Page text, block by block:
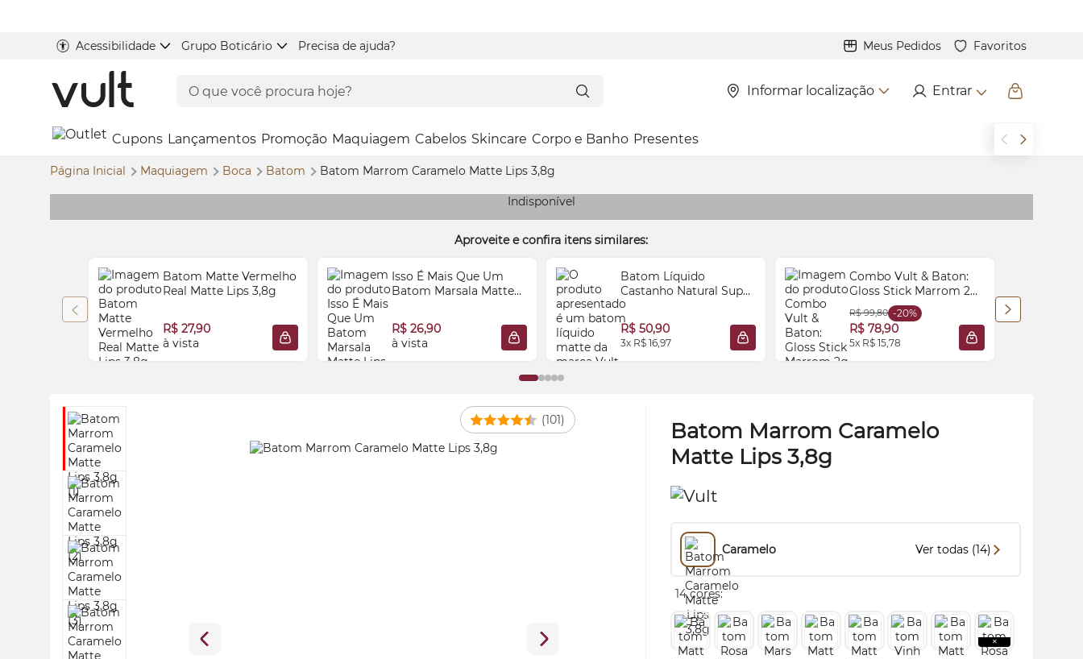
Acessibilidade Grupo Boticário Precisa de ajuda? Meus Pedidos Favoritos
Informar localização Entrar
Cupons Lançamentos Promoção Maquiagem Cabelos Skincare Corpo e Banho Presentes
Página Inicial Maquiagem Boca Batom Batom Marrom Caramelo Matte Lips 3,8g
Indisponível
Aproveite e confira itens similares:
Batom Matte Vermelho
Real Matte Lips 3,8g
R$ 27,90
à vista
ADICIONAR À SACOLA
Isso É Mais Que Um
Batom Marsala Matte
R$ 26,90
à vista
ADICIONAR À SACOLA
Batom Líquido
Castanho Natural Super
Fix 5ml
R$ 50,90
3x R$ 16,97 ADICIONAR À SACOLA
Combo Vult & Baton:
Gloss Stick Marrom 2g
+
Stick Rosa 2g
R$ 99,80 -20%
R$ 78,90
5x R$ 15,78 ADICIONAR À
Batom Marrom Caramelo
Matte Lips 3,8g
Caramelo Ver todas (14)
14 cores:
(101)